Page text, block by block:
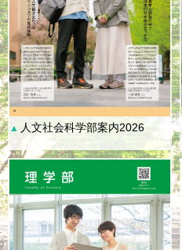
▲ 人文社会科学部案内2026